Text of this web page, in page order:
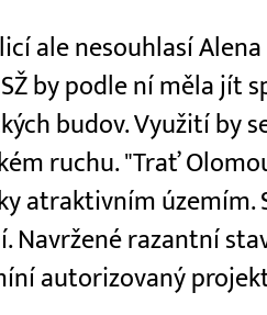
ale nesouhlasí
by podle ní měla jít
budov. Využití by
ruchu. "Trať
atraktivním územím.
Navržené razantní
autorizovaný